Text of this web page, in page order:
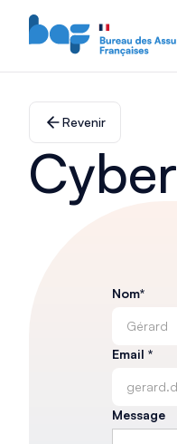
Revenir
Nom*
Email *
Message